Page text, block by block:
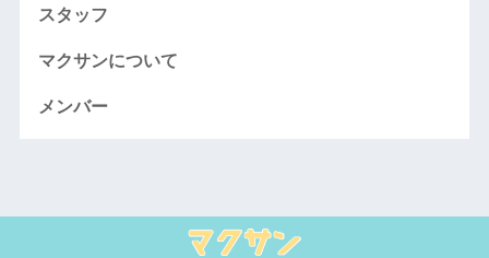
スタッフ
マクサンについて
メンバー